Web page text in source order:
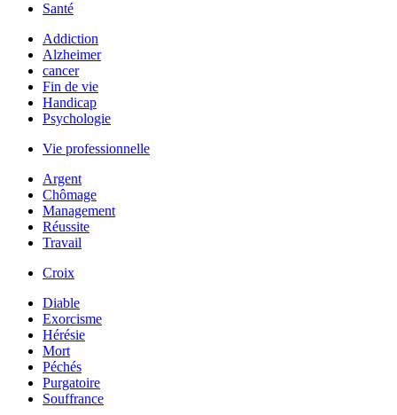
Santé
Addiction
Alzheimer
cancer
Fin de vie
Handicap
Psychologie
Vie professionnelle
Argent
Chômage
Management
Réussite
Travail
Croix
Diable
Exorcisme
Hérésie
Mort
Péchés
Purgatoire
Souffrance